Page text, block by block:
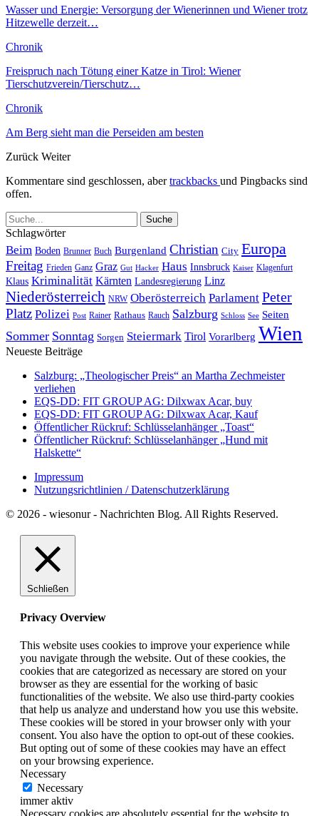
Wasser und Energie: Versorgung der Wienerinnen und Wiener trotz
Hitzewelle derzeit…
Chronik
Freispruch nach Tötung einer Katze in Tirol: Wiener
Tierschutzverein/Tierschutz…
Chronik
Am Berg sieht man die Perseiden am besten
Zurück Weiter
Kommentare sind geschlossen, abertrackbacks und Pingbacks sind
offen.
Schlagwörter
Beim Boden Brunner Buch Burgenland Christian City Europa
Freitag Frieden Ganz Graz Gut Hacker Haus Innsbruck Kaiser Klagenfurt
Klaus Kriminalität Kärnten Landesregierung Linz
Niederösterreich NRW Oberösterreich Parlament Peter
Platz Polizei Post Rainer Rathaus Rauch Salzburg Schloss See Seiten
Sommer Sonntag Sorgen Steiermark Tirol Vorarlberg Wien
Neueste Beiträge
Salzburg: „Theologischer Preis“ an Martha Zechmeister
verliehen
EQS-DD: FIT GROUP AG: Dilxwax Acar, buy
EQS-DD: FIT GROUP AG: Dilxwax Acar, Kauf
Öffentlicher Rückruf: Schlüsselanhänger „Toast“
Öffentlicher Rückruf: Schlüsselanhänger „Hund mit
Halskette“
Impressum
Nutzungsrichtlinien / Datenschutzerklärung
© 2026 - wiesonur - Nachrichten Blog. All Rights Reserved.
Schließen
Privacy Overview
This website uses cookies to improve your experience while
you navigate through the website. Out of these cookies, the
cookies that are categorized as necessary are stored on your
browser as they are essential for the working of basic
functionalities of the website. We also use third-party cookies
that help us analyze and understand how you use this website.
These cookies will be stored in your browser only with your
consent. You also have the option to opt-out of these cookies.
But opting out of some of these cookies may have an effect
on your browsing experience.
Necessary
Necessary
immer aktiv